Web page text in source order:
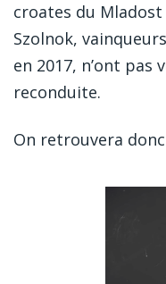
croates du
Szolnok,
en 2017, n’ont pas
reconduite.
On retrouvera